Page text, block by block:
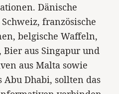
Dänische
französische
belgische Waffeln,
aus Singapur und
aus Malta sowie
Abu Dhabi, sollten das